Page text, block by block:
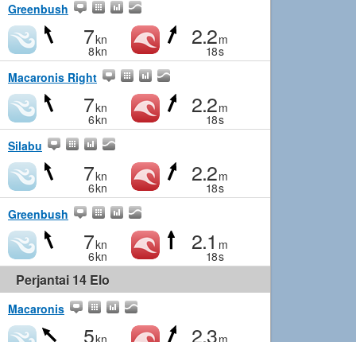
Greenbush
7kn
8kn
2.2m
18s
Macaronis Right
7kn
6kn
2.2m
18s
Silabu
7kn
6kn
2.2m
18s
Greenbush
7kn
6kn
2.1 m
18s
Perjantai 14 Elo
Macaronis
5kn 2.3m